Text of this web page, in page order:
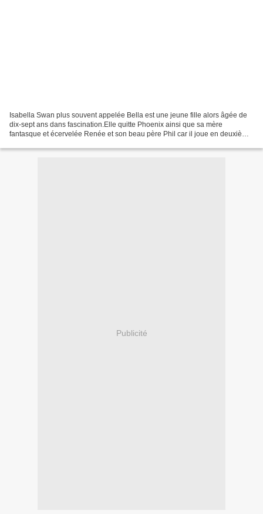
Isabella Swan plus souvent appelée Bella est une jeune fille alors âgée de
dix-sept ans dans fascination.Elle quitte Phoenix ainsi que sa mère
fantasque et écervelée Renée et son beau père Phil car il joue en deuxième
Publicité